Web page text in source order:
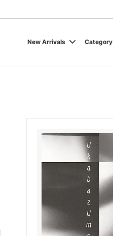
New Arrivals Category
Label